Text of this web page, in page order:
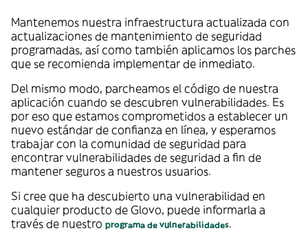
Mantenemos nuestra infraestructura actualizada con
actualizaciones de mantenimiento de seguridad
programadas, así como también aplicamos los parches
que se recomienda implementar de inmediato.
Del mismo modo, parcheamos el código de nuestra
aplicación cuando se descubren vulnerabilidades. Es
por eso que estamos comprometidos a establecer un
nuevo estándar de confianza en línea, y esperamos
trabajar con la comunidad de seguridad para
encontrar vulnerabilidades de seguridad a fin de
mantener seguros a nuestros usuarios.
Si cree que ha descubierto una vulnerabilidad en
cualquier producto de Glovo, puede informarla a
través de nuestro programa de vulnerabilidades.